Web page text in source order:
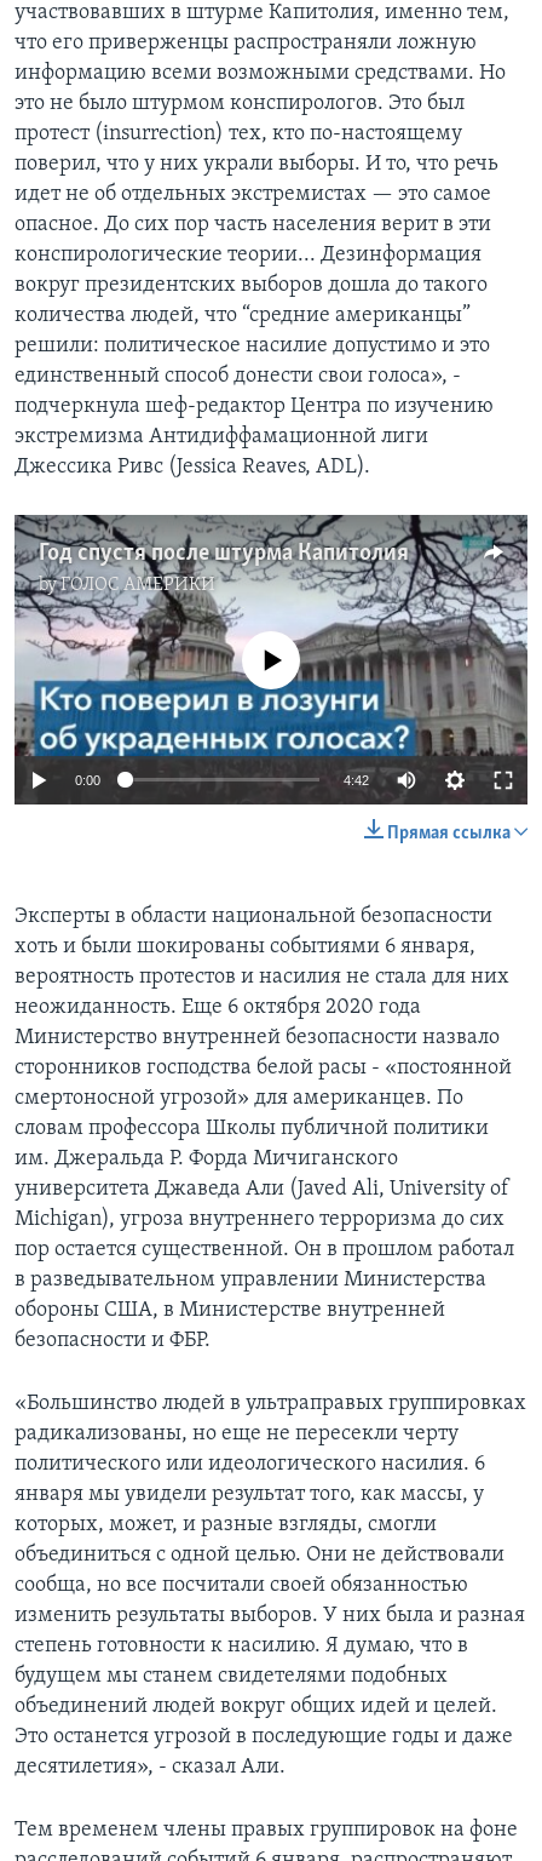
участвовавших в штурме Капитолия, именно тем,
что его приверженцы распространяли ложную
информацию всеми возможными средствами. Но
это не было штурмом конспирологов. Это был
протест (insurrection) тех, кто по-настоящему
поверил, что у них украли выборы. И то, что речь
идет не об отдельных экстремистах — это самое
опасное. До сих пор часть населения верит в эти
конспирологические теории... Дезинформация
вокруг президентских выборов дошла до такого
количества людей, что “средние американцы”
решили: политическое насилие допустимо и это
единственный способ донести свои голоса», -
подчеркнула шеф-редактор Центра по изучению
экстремизма Антидиффамационной лиги
Джессика Ривс (Jessica Reaves, ADL).
Год спустя после штурма Капитолия
byГОЛОС АМЕРИКИ
No media source currently available
0:00 4:42
Прямая ссылка
Эксперты в области национальной безопасности
хоть и были шокированы событиями 6 января,
вероятность протестов и насилия не стала для них
неожиданность. Еще 6 октября 2020 года
Министерство внутренней безопасности назвало
сторонников господства белой расы - «постоянной
смертоносной угрозой» для американцев. По
словам профессора Школы публичной политики
им. Джеральда Р. Форда Мичиганского
университета Джаведа Али (Javed Ali, University of
Michigan), угроза внутреннего терроризма до сих
пор остается существенной. Он в прошлом работал
в разведывательном управлении Министерства
обороны США, в Министерстве внутренней
безопасности и ФБР.
«Большинство людей в ультраправых группировках
радикализованы, но еще не пересекли черту
политического или идеологического насилия. 6
января мы увидели результат того, как массы, у
которых, может, и разные взгляды, смогли
объединиться с одной целью. Они не действовали
сообща, но все посчитали своей обязанностью
изменить результаты выборов. У них была и разная
степень готовности к насилию. Я думаю, что в
будущем мы станем свидетелями подобных
объединений людей вокруг общих идей и целей.
Это останется угрозой в последующие годы и даже
десятилетия», - сказал Али.
Тем временем члены правых группировок на фоне